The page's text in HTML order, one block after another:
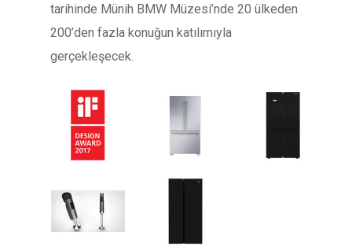
tarihinde Münih BMW Müzesi’nde 20 ülkeden
200’den fazla konuğun katılımıyla
gerçekleşecek.